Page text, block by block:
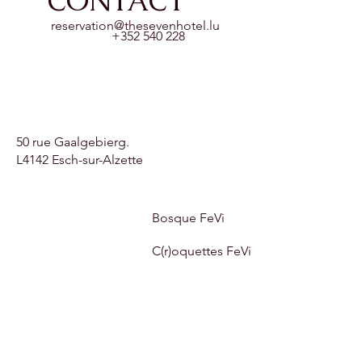
+352 540 228
reservation@thesevenhotel.lu
50 rue Gaalgebierg.
L4142 Esch-sur-Alzette
Bosque FeVi
C(r)oquettes FeVi